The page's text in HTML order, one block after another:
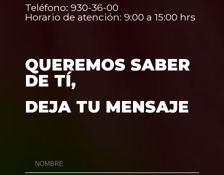
Teléfono: 930-36-00
Horario de atención: 9:00 a 15:00 hrs
QUEREMOS SABER
DE TÍ,
DEJA TU MENSAJE